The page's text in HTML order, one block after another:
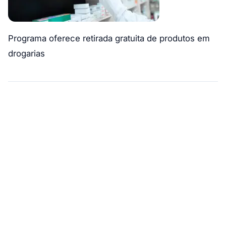
Programa oferece retirada gratuita de produtos em
drogarias